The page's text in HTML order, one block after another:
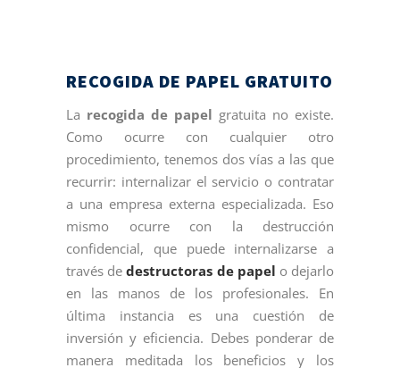
RECOGIDA DE PAPEL GRATUITO
La recogida de papel gratuita no existe.
Como ocurre con cualquier otro
procedimiento, tenemos dos vías a las que
recurrir: internalizar el servicio o contratar
a una empresa externa especializada. Eso
mismo ocurre con la destrucción
confidencial, que puede internalizarse a
través dedestructoras de papel o dejarlo
en las manos de los profesionales. En
última instancia es una cuestión de
inversión y eficiencia. Debes ponderar de
manera meditada los beneficios y los